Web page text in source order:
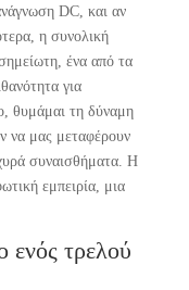
DC, και αν
η συνολική
ένα από τα
για
θυμάμαι τη δύναμη
να μας μεταφέρουν
συναισθήματα. Η
εμπειρία, μια
ενός τρελού